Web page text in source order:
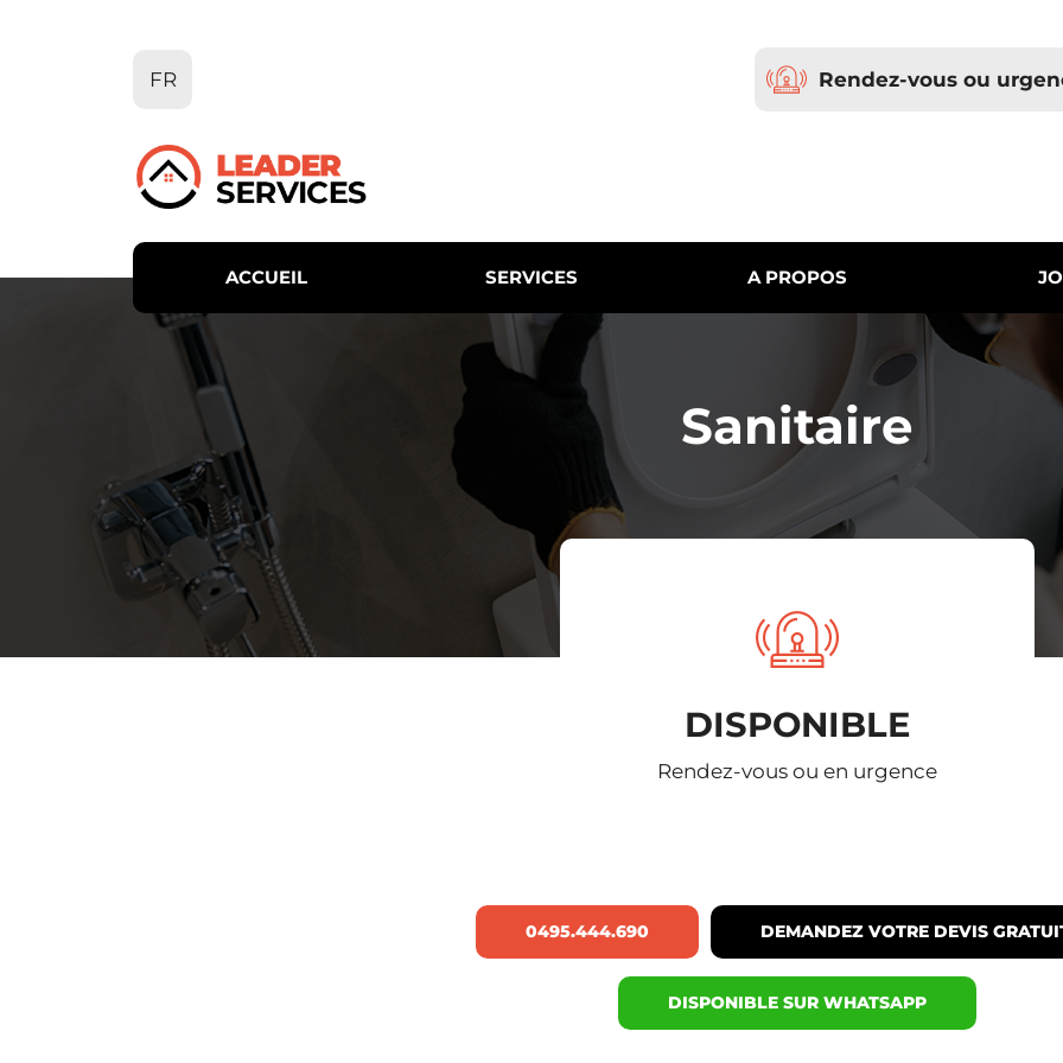
FR Rendez-vous ou
ACCUEIL SERVICES A PROPOS
Sanitaire
DISPONIBLE
Rendez-vous ou en urgence
0495.444.690 DEMANDEZ VOTRE DEVIS
DISPONIBLE SUR WHATSAPP